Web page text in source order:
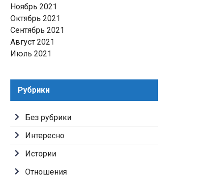
Ноябрь 2021
Октябрь 2021
Сентябрь 2021
Август 2021
Июль 2021
Рубрики
Без рубрики
Интересно
Истории
Отношения